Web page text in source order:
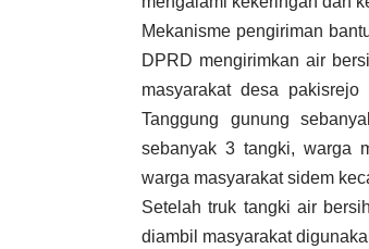
Mekanisme pengiriman
DPRD mengirimkan air
masyarakat desa
Tanggung gunung
3 tangki, warga
masyarakat sidem
Setelah truk tangki air
diambil masyarakat